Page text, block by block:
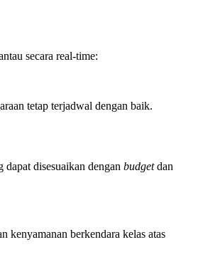
secara real-time:
tetap terjadwal dengan baik.
disesuaikan dengan budgetdan
kenyamanan berkendara kelas atas